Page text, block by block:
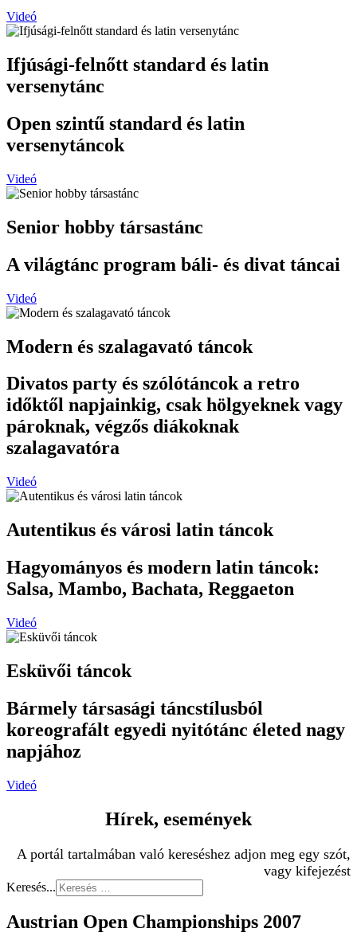
Videó
Ifjúsági-felnőtt standard és latin
versenytánc
Open szintű standard és latin
versenytáncok
Videó
Senior hobby társastánc
A világtánc program báli- és divat táncai
Videó
Modern és szalagavató táncok
Divatos party és szólótáncok a retro
időktől napjainkig, csak hölgyeknek vagy
pároknak, végzős diákoknak
szalagavatóra
Videó
Autentikus és városi latin táncok
Hagyományos és modern latin táncok:
Salsa, Mambo, Bachata, Reggaeton
Videó
Esküvői táncok
Bármely társasági táncstílusból
koreografált egyedi nyitótánc életed nagy
napjához
Videó
Hírek, események
A portál tartalmában való kereséshez adjon meg egy szót,
vagy kifejezést
Keresés...
Austrian Open Championships 2007